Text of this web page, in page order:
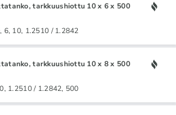
tarkkuushiottu 10 x 6 x 500
6, 10, 1.2510 / 1.2842
tarkkuushiottu 10 x 8 x 500
1.2510 / 1.2842, 500